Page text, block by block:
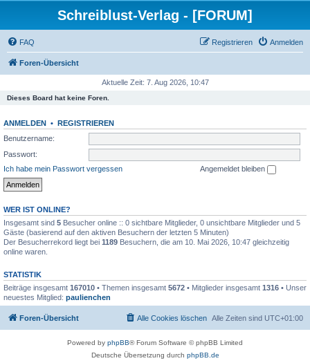
Schreiblust-Verlag - [FORUM]
FAQ Anmelden
Registrieren
Foren-Übersicht
Aktuelle Zeit: 7. Aug 2026, 10:47
Dieses Board hat keine Foren.
ANMELDEN • REGISTRIEREN
Benutzername:
Passwort:
Ich habe mein Passwort vergessen
Angemeldet bleiben
WER IST ONLINE?
Insgesamt sind 5 Besucher online :: 0 sichtbare Mitglieder, 0 unsichtbare Mitglieder und 5
Gäste (basierend auf den aktiven Besuchern der letzten 5 Minuten)
Der Besucherrekord liegt bei 1189 Besuchern, die am 10. Mai 2026, 10:47 gleichzeitig
online waren.
STATISTIK
Beiträge insgesamt 167010 • Themen insgesamt 5672 • Mitglieder insgesamt 1316 • Unser
neuestes Mitglied: paulienchen
Foren-Übersicht Alle Zeiten sind UTC+01:00
Alle Cookies löschen
Powered by phpBB® Forum Software © phpBB Limited
Deutsche Übersetzung durch phpBB.de